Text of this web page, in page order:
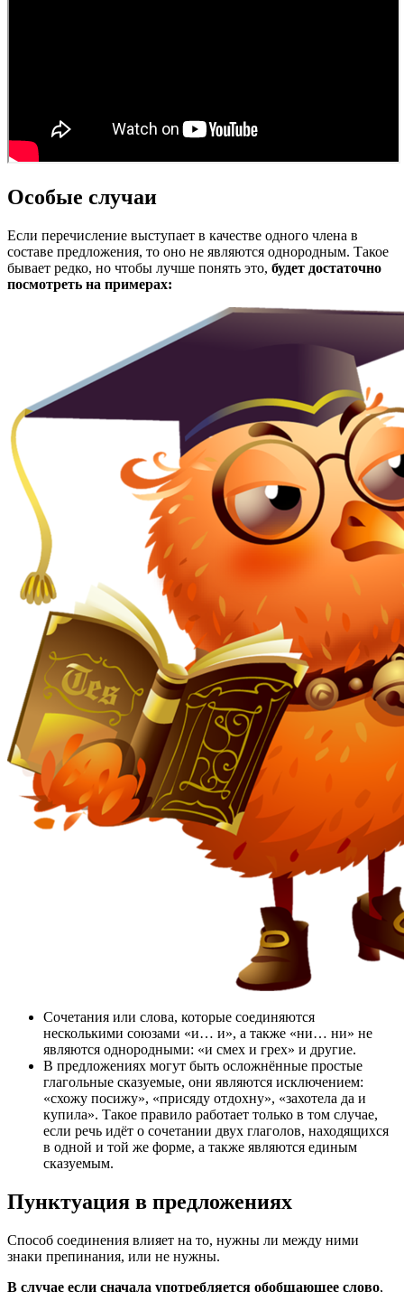
Особые случаи
Если перечисление выступает в качестве одного члена в
составе предложения, то оно не являются однородным. Такое
бывает редко, но чтобы лучше понять это, будет достаточно
посмотреть на примерах:
Сочетания или слова, которые соединяются
несколькими союзами «и… и», а также «ни… ни» не
являются однородными: «и смех и грех» и другие.
В предложениях могут быть осложнённые простые
глагольные сказуемые, они являются исключением:
«схожу посижу», «присяду отдохну», «захотела да и
купила». Такое правило работает только в том случае,
если речь идёт о сочетании двух глаголов, находящихся
в одной и той же форме, а также являются единым
сказуемым.
Пунктуация в предложениях
Способ соединения влияет на то, нужны ли между ними
знаки препинания, или не нужны.
В случае если сначала употребляется обобщающее слово,